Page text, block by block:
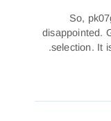
So,
selection.
.